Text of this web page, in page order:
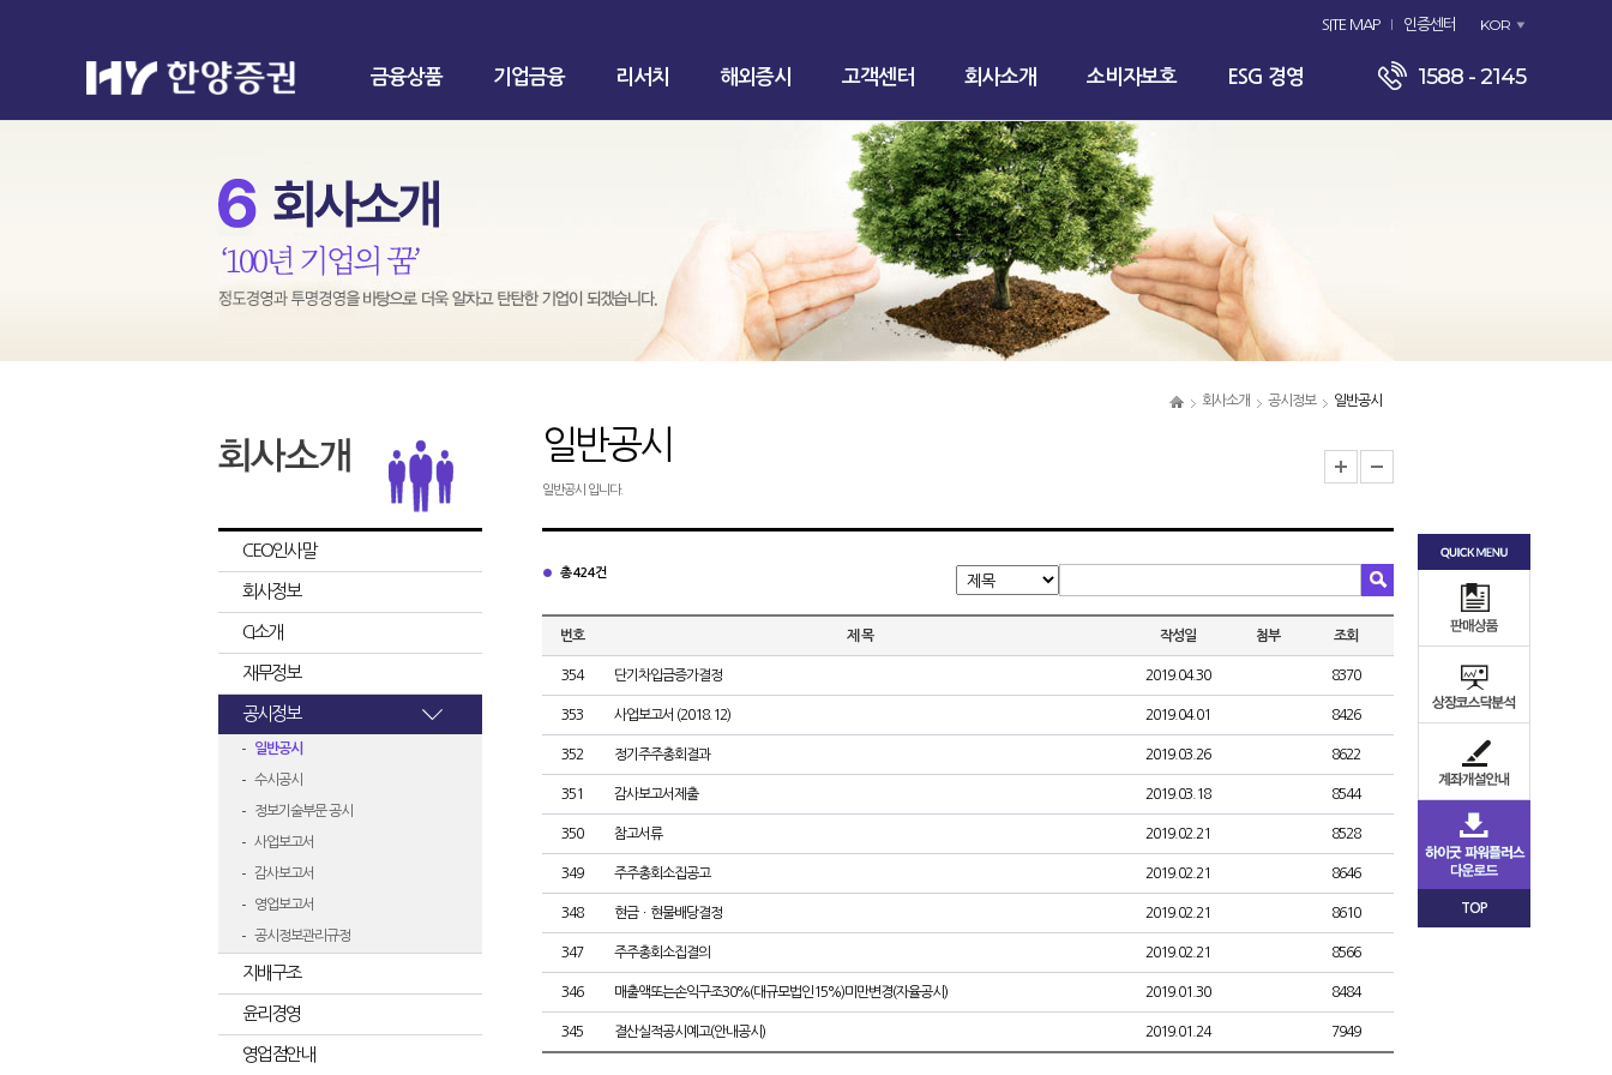
SITE MAP 인증센터 KOR
금융상품 기업금융 리서치 해외증시 고객센터 회사소개 소비자보호 ESG 경영 1588 - 2145
회사소개 공시정보 일반공시
CEO인사말
회사정보
CI소개
재무정보
공시정보
일반공시
수시공시
정보기술부문 공시
사업보고서
감사보고서
영업보고서
공시정보관리규정
지배구조
윤리경영
영업점안내
일반공시
일반공시 입니다.
총 424건
번호 제 목 작성일 첨부 조회
354 단기차입금증가결정 2019.04.30 8370
353 사업보고서 (2018.12) 2019.04.01 8426
352 정기주주총회결과 2019.03.26 8622
351 감사보고서제출 2019.03.18 8544
350 참고서류 2019.02.21 8528
349 주주총회소집공고 2019.02.21 8646
348 현금ㆍ현물배당결정 2019.02.21 8610
347 주주총회소집결의 2019.02.21 8566
346 매출액또는손익구조30%(대규모법인15%)미만변경(자율공시) 2019.01.30 8484
345 결산실적공시예고(안내공시) 2019.01.24 7949
TOP